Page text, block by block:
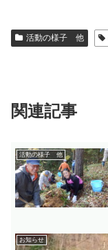
活動の様子 他
関連記事
活動の様子 他
お知らせ